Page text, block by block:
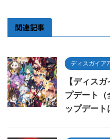
関連記事
ディスガイア7
【ディス
プデート（
ップデート